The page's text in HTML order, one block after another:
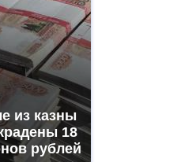
из казны
18
рублей